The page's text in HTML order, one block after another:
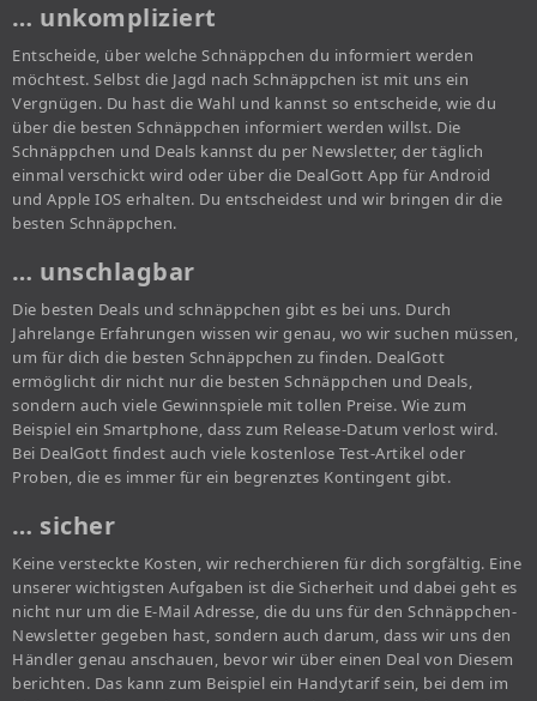
… unkompliziert
Entscheide, über welche Schnäppchen du informiert werden
möchtest. Selbst die Jagd nach Schnäppchen ist mit uns ein
Vergnügen. Du hast die Wahl und kannst so entscheide, wie du
über die besten Schnäppchen informiert werden willst. Die
Schnäppchen und Deals kannst du per Newsletter, der täglich
einmal verschickt wird oder über die DealGott App für Android
und Apple IOS erhalten. Du entscheidest und wir bringen dir die
besten Schnäppchen.
… unschlagbar
Die besten Deals und schnäppchen gibt es bei uns. Durch
Jahrelange Erfahrungen wissen wir genau, wo wir suchen müssen,
um für dich die besten Schnäppchen zu finden. DealGott
ermöglicht dir nicht nur die besten Schnäppchen und Deals,
sondern auch viele Gewinnspiele mit tollen Preise. Wie zum
Beispiel ein Smartphone, dass zum Release-Datum verlost wird.
Bei DealGott findest auch viele kostenlose Test-Artikel oder
Proben, die es immer für ein begrenztes Kontingent gibt.
… sicher
Keine versteckte Kosten, wir recherchieren für dich sorgfältig. Eine
unserer wichtigsten Aufgaben ist die Sicherheit und dabei geht es
nicht nur um die E-Mail Adresse, die du uns für den Schnäppchen-
Newsletter gegeben hast, sondern auch darum, dass wir uns den
Händler genau anschauen, bevor wir über einen Deal von Diesem
berichten. Das kann zum Beispiel ein Handytarif sein, bei dem im